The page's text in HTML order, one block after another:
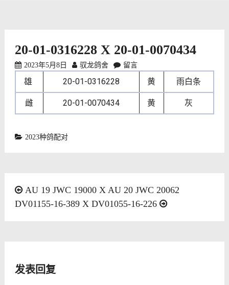
20-01-0316228 X 20-01-0070434
2023年5月8日 驭龙鸽舍 留言
雄 20-01-0316228 黄 雨白条
雌 20-01-0070434 黄 灰
2023种鸽配对
文AU 19 JWC 19000 X AU 20 JWC 20062
DV01155-16-389 X DV01055-16-226
发表回复